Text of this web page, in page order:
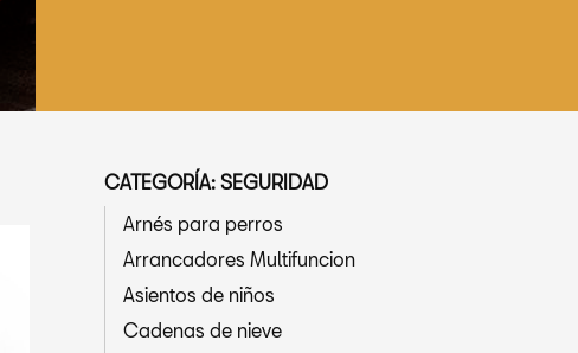
CATEGORÍA: SEGURIDAD
Arnés para perros
Arrancadores Multifuncion
Asientos de niños
Cadenas de nieve